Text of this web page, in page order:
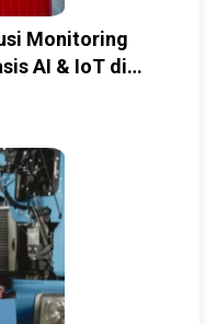
Monitoring
AI & IoT di
Expo (IMOX)